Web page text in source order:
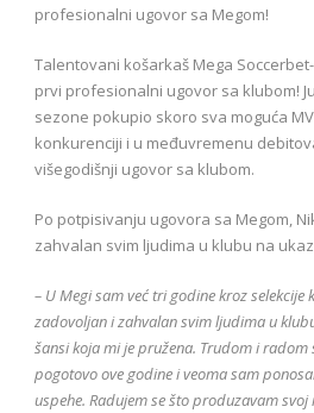
profesionalni ugovor sa Megom!
Talentovani košarkaš Mega
prvi profesionalni ugovor sa klubom!
sezone pokupio skoro sva moguća
konkurenciji i u međuvremenu
višegodišnji ugovor sa klubom.
Po potpisivanju ugovora sa Megom,
zahvalan svim ljudima u klubu na
– U Megi sam već tri godine kroz
zadovoljan i zahvalan svim ljudima u
šansi koja mi je pružena. Trudom i
pogotovo ove godine i veoma sam
uspehe. Radujem se što produzavam